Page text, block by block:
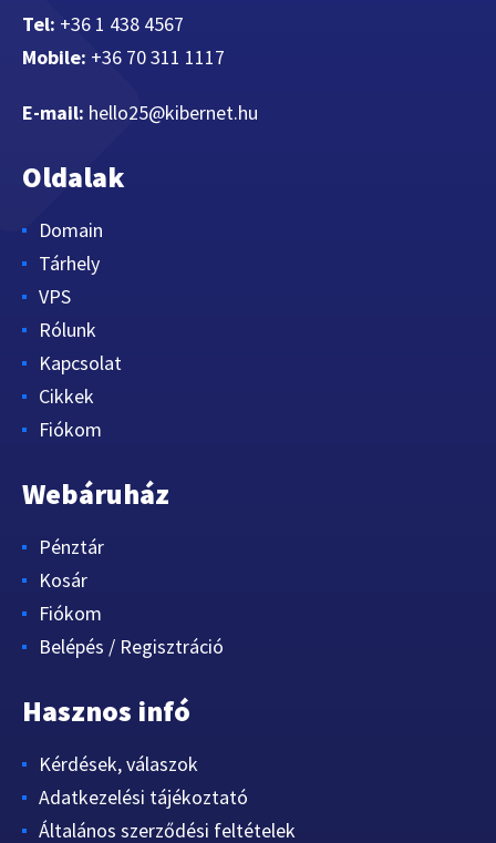
Tel: +36 1 438 4567
Mobile: +36 70 311 1117
E-mail: hello25@kibernet.hu
Oldalak
Domain
Tárhely
VPS
Rólunk
Kapcsolat
Cikkek
Fiókom
Webáruház
Pénztár
Kosár
Fiókom
Belépés / Regisztráció
Hasznos infó
Kérdések, válaszok
Adatkezelési tájékoztató
Általános szerződési feltételek